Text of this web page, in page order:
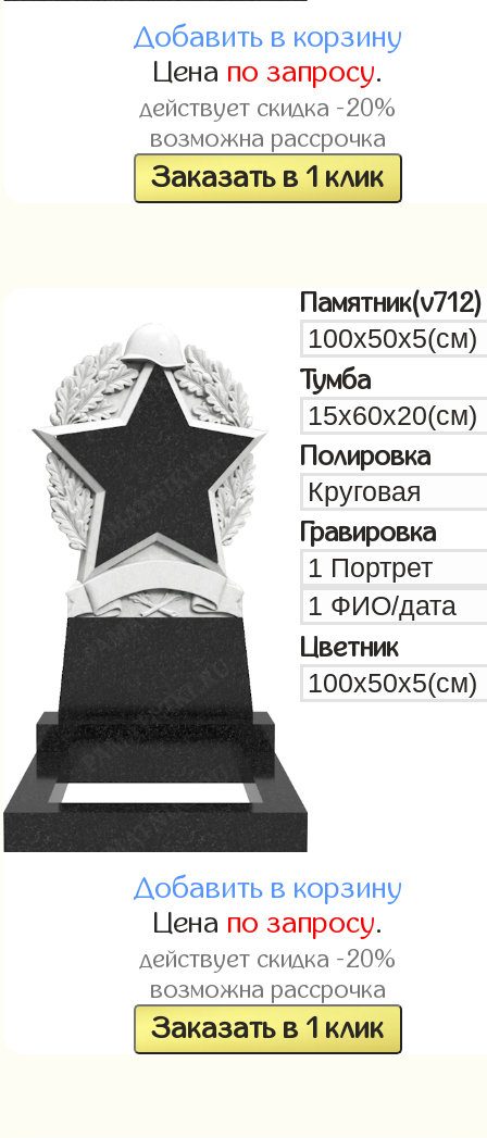
Добавить в корзину
Цена по запросу.
действует скидка -20%
возможна рассрочка
Заказать в 1 клик
Памятник(v712)
Тумба
Полировка
Гравировка
Цветник
Добавить в корзину
Цена по запросу.
действует скидка -20%
возможна рассрочка
Заказать в 1 клик